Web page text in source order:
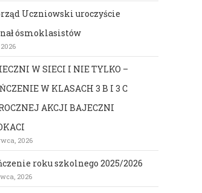
Uczniowski uroczyście
ósmoklasistów
W SIECI I NIE TYLKO –
W KLASACH 3 B I 3 C
AKCJI BAJECZNI
2026
roku szkolnego 2025/2026
2026